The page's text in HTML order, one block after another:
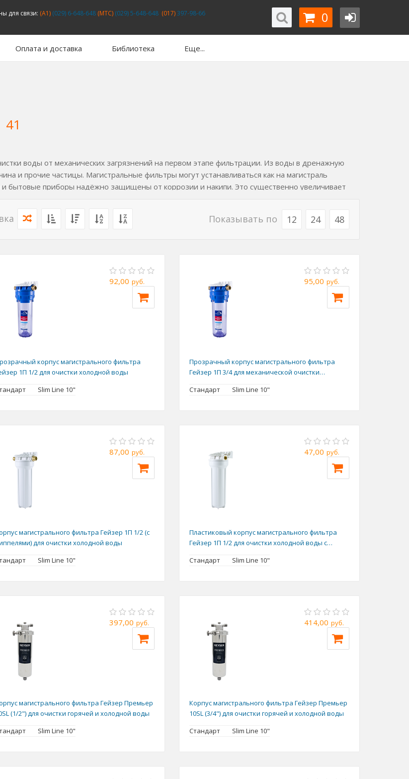
для связи: (A1)(029) 6-648-648(MTC)(029) 5-648-648 (017)397-98-66 0
Оплата и доставка Библиотека Еще...
41
воды от механических загрязнений на первом этапе фильтрации. Из воды в дренажную
и прочие частицы. Магистральные фильтры могут устанавливаться как на магистраль
бытовые приборы надёжно защищены от коррозии и накипи. Это существенно увеличивает
Показывать по 12 24 48
92,00 руб.
корпус магистрального фильтра
1П 1/2 для очистки холодной воды
Slim Line 10"
95,00 руб.
Прозрачный корпус магистрального фильтра
Гейзер 1П 3/4 для механической очистки
Стандарт Slim Line 10"
87,00 руб.
магистрального фильтра Гейзер 1П 1/2 (с
для очистки холодной воды
Slim Line 10"
47,00 руб.
Пластиковый корпус магистрального фильтра
Гейзер 1П 1/2 для очистки холодной воды с
Стандарт Slim Line 10"
397,00 руб.
магистрального фильтра Гейзер Премьер
(1/2") для очистки горячей и холодной воды
Slim Line 10"
414,00 руб.
Корпус магистрального фильтра Гейзер Премьер
10SL (3/4") для очистки горячей и холодной воды
Стандарт
Slim Line 10"